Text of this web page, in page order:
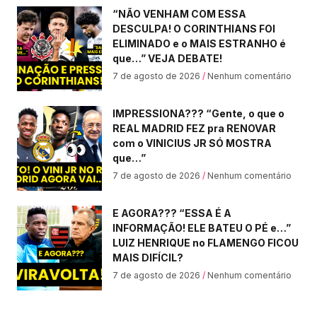
“NÃO VENHAM COM ESSA
DESCULPA! O CORINTHIANS FOI
ELIMINADO e o MAIS ESTRANHO é
que…” VEJA DEBATE!
7 de agosto de 2026 Nenhum comentário
IMPRESSIONA??? “Gente, o que o
REAL MADRID FEZ pra RENOVAR
com o VINICIUS JR SÓ MOSTRA
que…”
7 de agosto de 2026 Nenhum comentário
E AGORA??? “ESSA É A
INFORMAÇÃO! ELE BATEU O PÉ e…”
LUIZ HENRIQUE no FLAMENGO FICOU
MAIS DIFÍCIL?
7 de agosto de 2026 Nenhum comentário